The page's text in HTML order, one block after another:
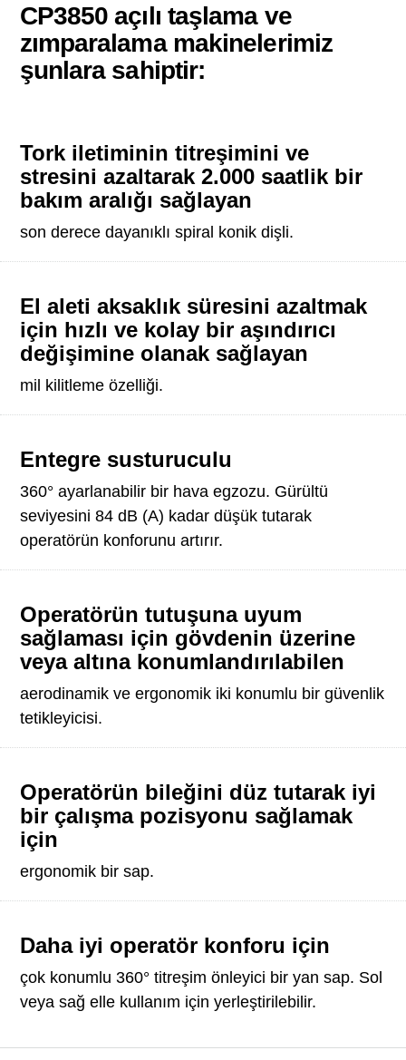
CP3850 açılı taşlama ve
zımparalama makinelerimiz
şunlara sahiptir:
Tork iletiminin titreşimini ve
stresini azaltarak 2.000 saatlik bir
bakım aralığı sağlayan
son derece dayanıklı spiral konik dişli.
El aleti aksaklık süresini azaltmak
için hızlı ve kolay bir aşındırıcı
değişimine olanak sağlayan
mil kilitleme özelliği.
Entegre susturuculu
360° ayarlanabilir bir hava egzozu. Gürültü
seviyesini 84 dB (A) kadar düşük tutarak
operatörün konforunu artırır.
Operatörün tutuşuna uyum
sağlaması için gövdenin üzerine
veya altına konumlandırılabilen
aerodinamik ve ergonomik iki konumlu bir güvenlik
tetikleyicisi.
Operatörün bileğini düz tutarak iyi
bir çalışma pozisyonu sağlamak
için
ergonomik bir sap.
Daha iyi operatör konforu için
çok konumlu 360° titreşim önleyici bir yan sap. Sol
veya sağ elle kullanım için yerleştirilebilir.